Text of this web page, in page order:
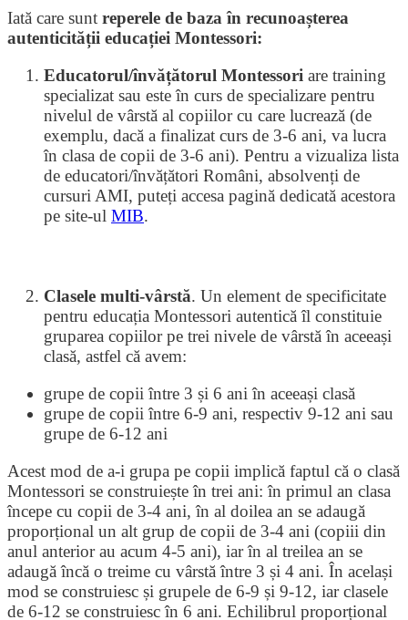
Iată care sunt reperele de baza în recunoașterea
autenticității educației Montessori:
Educatorul/învățătorul Montessori are training
specializat sau este în curs de specializare pentru
nivelul de vârstă al copiilor cu care lucrează (de
exemplu, dacă a finalizat curs de 3-6 ani, va lucra
în clasa de copii de 3-6 ani). Pentru a vizualiza lista
de educatori/învățători Români, absolvenți de
cursuri AMI, puteți accesa pagină dedicată acestora
pe site-ul MIB.
Clasele multi-vârstă. Un element de specificitate
pentru educația Montessori autentică îl constituie
gruparea copiilor pe trei nivele de vârstă în aceeași
clasă, astfel că avem:
grupe de copii între 3 și 6 ani în aceeași clasă
grupe de copii între 6-9 ani, respectiv 9-12 ani sau
grupe de 6-12 ani
Acest mod de a-i grupa pe copii implică faptul că o clasă
Montessori se construiește în trei ani: în primul an clasa
începe cu copii de 3-4 ani, în al doilea an se adaugă
proporțional un alt grup de copii de 3-4 ani (copiii din
anul anterior au acum 4-5 ani), iar în al treilea an se
adaugă încă o treime cu vârstă între 3 și 4 ani. În același
mod se construiesc și grupele de 6-9 și 9-12, iar clasele
de 6-12 se construiesc în 6 ani. Echilibrul proporțional